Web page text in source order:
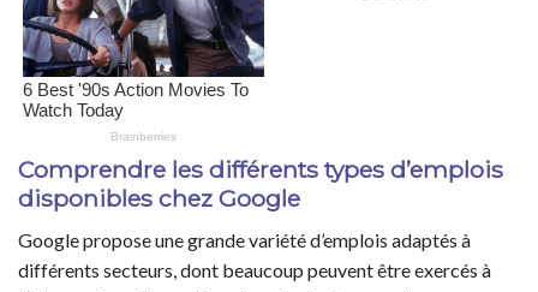
Comprendre les différents types d’emplois
disponibles chez Google
Google propose une grande variété d’emplois adaptés à
différents secteurs, dont beaucoup peuvent être exercés à